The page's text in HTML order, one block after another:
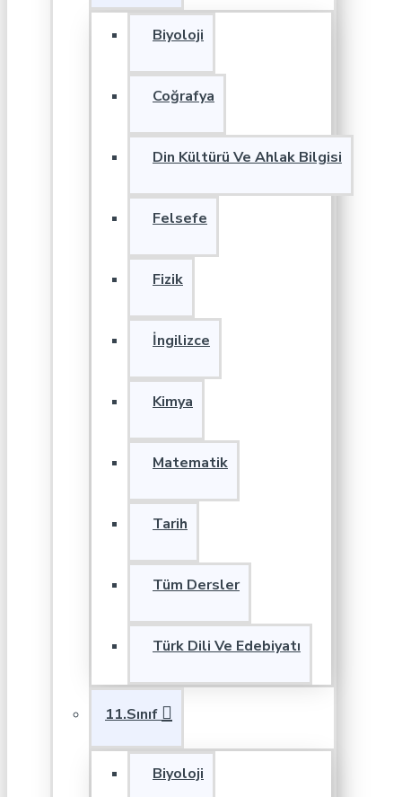
Biyoloji
Coğrafya
Din Kültürü Ve Ahlak Bilgisi
Felsefe
Fizik
İngilizce
Kimya
Matematik
Tarih
Tüm Dersler
Türk Dili Ve Edebiyatı
11.Sınıf
Biyoloji